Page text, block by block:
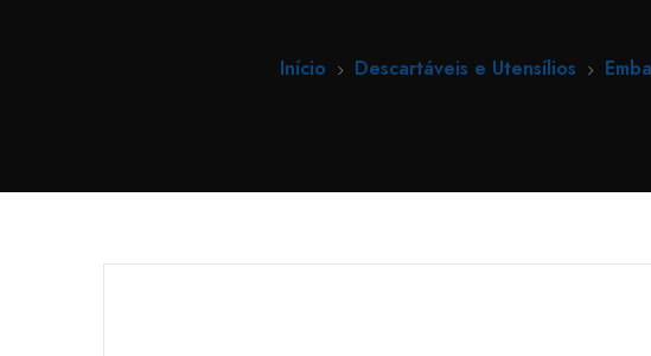
Início Descartáveis e Utensílios